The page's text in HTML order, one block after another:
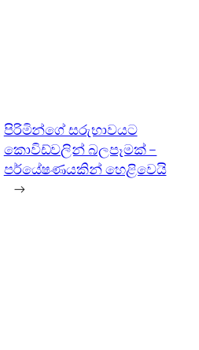
පිරිමින්ගේ සරුභාවයට
කොවිඩ්වලින් බලපෑමක් –
පර්යේෂණයකින් හෙළිවෙයි
→